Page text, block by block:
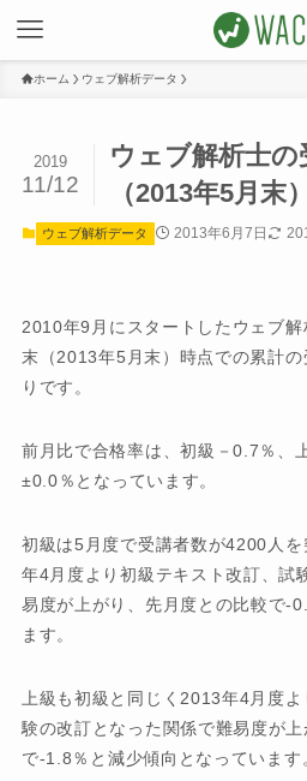
ホーム ウェブ解析データ
ウェブ解析士
（2013年5月末）
2019
11/12
ウェブ解析データ 2013年6月7日
2010年9月にスタートしたウェブ解
末（2013年5月末）時点での累計
りです。
前月比で合格率は、初級－0.7％、
±0.0％となっています。
初級は5月度で受講者数が4200人
年4月度より初級テキスト改訂、試
易度が上がり、先月度との比較で-
ます。
上級も初級と同じく2013年4月度
験の改訂となった関係で難易度が
で-1.8％と減少傾向となっています